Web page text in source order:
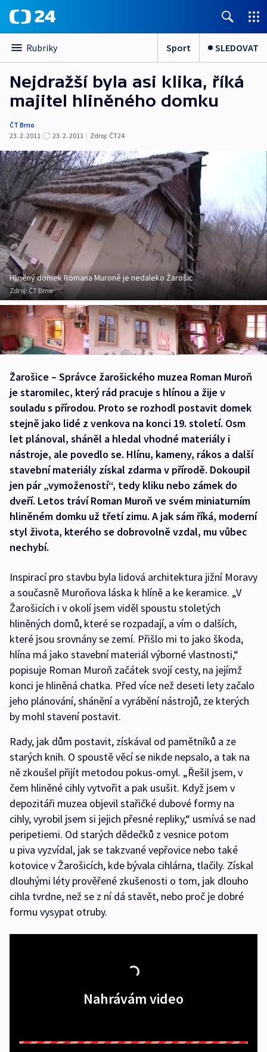
Rubriky Sport SLEDOVAT
Nejdražší byla asi klika, říká
majitel hliněného domku
ČT Brno
23. 2. 2011
23. 2. 2011 | Zdroj: ČT24
Hliněný domek Romana Muroně je nedaleko Žarošic
Zdroj:ČT Brno
Žarošice – Správce žarošického muzea Roman Muroň
je staromilec, který rád pracuje s hlínou a žije v
souladu s přírodou. Proto se rozhodl postavit domek
stejně jako lidé z venkova na konci 19. století. Osm
let plánoval, sháněl a hledal vhodné materiály i
nástroje, ale povedlo se. Hlínu, kameny, rákos a další
stavební materiály získal zdarma v přírodě. Dokoupil
jen pár „vymožeností“, tedy kliku nebo zámek do
dveří. Letos tráví Roman Muroň ve svém miniaturním
hliněném domku už třetí zimu. A jak sám říká, moderní
styl života, kterého se dobrovolně vzdal, mu vůbec
nechybí.
Inspirací pro stavbu byla lidová architektura jižní Moravy
a současně Muroňova láska k hlíně a ke keramice. „V
Žarošicích i v okolí jsem viděl spoustu stoletých
hliněných domů, které se rozpadají, a vím o dalších,
které jsou srovnány se zemí. Přišlo mi to jako škoda,
hlína má jako stavební materiál výborné vlastnosti,“
popisuje Roman Muroň začátek svojí cesty, na jejímž
konci je hliněná chatka. Před více než deseti lety začalo
jeho plánování, shánění a vyrábění nástrojů, ze kterých
by mohl stavení postavit.
Rady, jak dům postavit, získával od pamětníků a ze
starých knih. O spoustě věcí se nikde nepsalo, a tak na
ně zkoušel přijít metodou pokus-omyl. „Řešil jsem, v
čem hliněné cihly vytvořit a pak usušit. Když jsem v
depozitáři muzea objevil stařičké dubové formy na
cihly, vyrobil jsem si jejich přesné repliky,“ usmívá se nad
peripetiemi. Od starých dědečků z vesnice potom
u piva vyzvídal, jak se takzvané vepřovice nebo také
kotovice v Žarošicích, kde bývala cihlárna, tlačily. Získal
dlouhými léty prověřené zkušenosti o tom, jak dlouho
cihla tvrdne, než se z ní dá stavět, nebo proč je dobré
formu vysypat otruby.
Nahrávám video